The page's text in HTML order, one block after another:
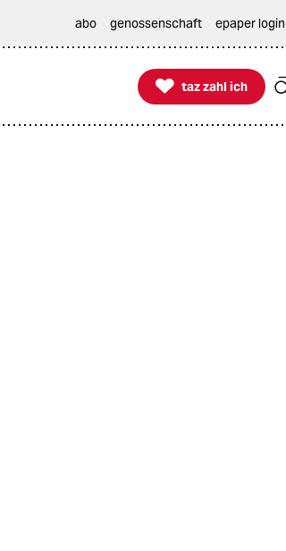
abo genossenschaft epaper login

taz zahl ich
taz zahl ich